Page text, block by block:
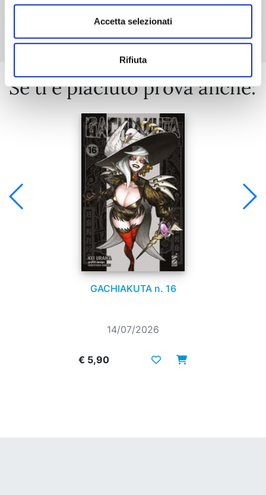
Accetta selezionati
Rifiuta
Se ti è piaciuto prova anche:
GACHIAKUTA n. 16
14/07/2026
€ 5,90